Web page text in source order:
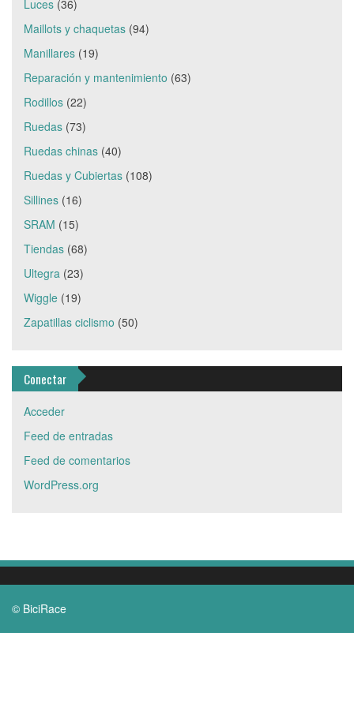
Luces (36)
Maillots y chaquetas (94)
Manillares (19)
Reparación y mantenimiento (63)
Rodillos (22)
Ruedas (73)
Ruedas chinas (40)
Ruedas y Cubiertas (108)
Sillines (16)
SRAM (15)
Tiendas (68)
Ultegra (23)
Wiggle (19)
Zapatillas ciclismo (50)
Conectar
Acceder
Feed de entradas
Feed de comentarios
WordPress.org
© BiciRace